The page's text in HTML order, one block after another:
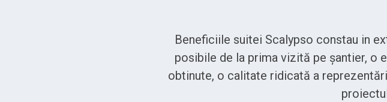
Beneficiile suitei Scalypso constau in
posibile de la prima vizită pe șantier, o
obtinute, o calitate ridicată a